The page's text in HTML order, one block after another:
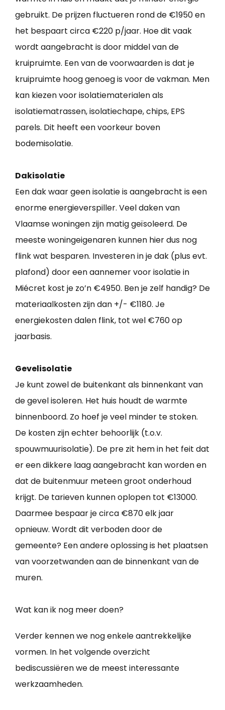
gebruikt. De prijzen fluctueren rond de €1950 en
het bespaart circa €220 p/jaar. Hoe dit vaak
wordt aangebracht is door middel van de
kruipruimte. Een van de voorwaarden is dat je
kruipruimte hoog genoeg is voor de vakman. Men
kan kiezen voor isolatiematerialen als
isolatiematrassen, isolatiechape, chips, EPS
parels. Dit heeft een voorkeur boven
bodemisolatie.
Dakisolatie
Een dak waar geen isolatie is aangebracht is een
enorme energieverspiller. Veel daken van
Vlaamse woningen zijn matig geïsoleerd. De
meeste woningeigenaren kunnen hier dus nog
flink wat besparen. Investeren in je dak (plus evt.
plafond) door een aannemer voor isolatie in
Miécret kost je zo’n €4950. Ben je zelf handig? De
materiaalkosten zijn dan +/- €1180. Je
energiekosten dalen flink, tot wel €760 op
jaarbasis.
Gevelisolatie
Je kunt zowel de buitenkant als binnenkant van
de gevel isoleren. Het huis houdt de warmte
binnenboord. Zo hoef je veel minder te stoken.
De kosten zijn echter behoorlijk (t.o.v.
spouwmuurisolatie). De pre zit hem in het feit dat
er een dikkere laag aangebracht kan worden en
dat de buitenmuur meteen groot onderhoud
krijgt. De tarieven kunnen oplopen tot €13000.
Daarmee bespaar je circa €870 elk jaar
opnieuw. Wordt dit verboden door de
gemeente? Een andere oplossing is het plaatsen
van voorzetwanden aan de binnenkant van de
muren.
Wat kan ik nog meer doen?
Verder kennen we nog enkele aantrekkelijke
vormen. In het volgende overzicht
bediscussiëren we de meest interessante
werkzaamheden.